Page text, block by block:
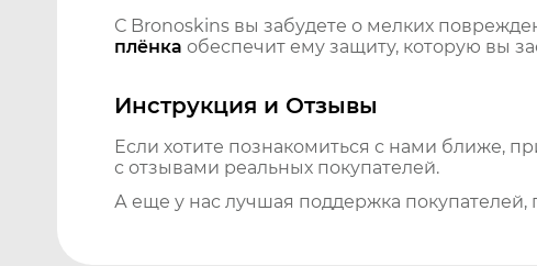
С Bronoskins вы забудете о мелких
плёнка обеспечит ему защиту, которую вы
Инструкция и Отзывы
Если хотите познакомиться с нами ближе,
с отзывами реальных покупателей.
А еще у нас лучшая поддержка покупателей,